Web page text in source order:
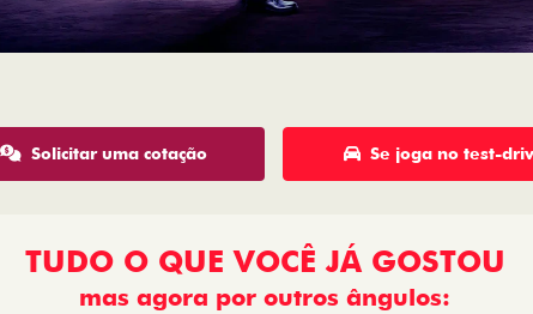
Solicitar uma cotação Se joga no test-
TUDO O QUE VOCÊ JÁ GOSTOU
mas agora por outros ângulos: